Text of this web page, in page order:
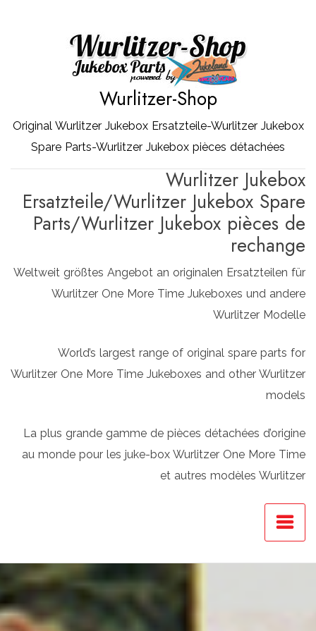
Wurlitzer-Shop
Original Wurlitzer Jukebox Ersatzteile-Wurlitzer Jukebox
Spare Parts-Wurlitzer Jukebox pièces détachées
Wurlitzer Jukebox
Ersatzteile/Wurlitzer Jukebox Spare
Parts/Wurlitzer Jukebox pièces de
rechange
Weltweit größtes Angebot an originalen Ersatzteilen für
Wurlitzer One More Time Jukeboxes und andere
Wurlitzer Modelle
World’s largest range of original spare parts for
Wurlitzer One More Time Jukeboxes and other Wurlitzer
models
La plus grande gamme de pièces détachées d’origine
au monde pour les juke-box Wurlitzer One More Time
et autres modèles Wurlitzer